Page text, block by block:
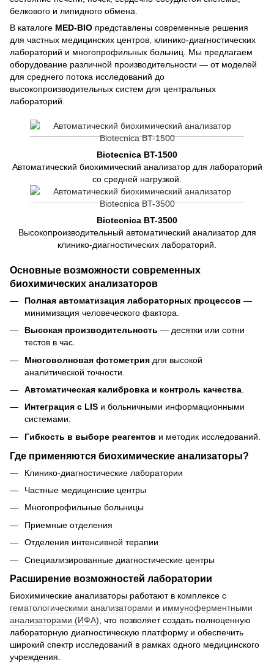
белкового и липидного обмена.
В каталоге MED-BIO представлены современные решения
для частных медицинских центров, клинико-диагностических
лабораторий и многопрофильных больниц. Мы предлагаем
оборудование различной производительности — от моделей
для среднего потока исследований до
высокопроизводительных систем для центральных
лабораторий.
Biotecnica BT-1500
Автоматический биохимический анализатор для лабораторий
со средней нагрузкой.
Biotecnica BT-3500
Высокопроизводительный автоматический анализатор для
клинико-диагностических лабораторий.
Основные возможности современных
биохимических анализаторов
Полная автоматизация лабораторных процессов —
минимизация человеческого фактора.
Высокая производительность — десятки или сотни
тестов в час.
Многоволновая фотометрия для высокой
аналитической точности.
Автоматическая калибровка и контроль качества
Интеграция с LIS и больничными информационными
системами.
Гибкость в выборе реагентов и методик исследований.
Где применяются биохимические анализаторы?
Клинико-диагностические лаборатории
Частные медицинские центры
Многопрофильные больницы
Приемные отделения
Отделения интенсивной терапии
Специализированные диагностические центры
Расширение возможностей лаборатории
Биохимические анализаторы работают в комплексе с
гематологическими анализаторами и иммуноферментными
анализаторами (ИФА), что позволяет создать полноценную
лабораторную диагностическую платформу и обеспечить
широкий спектр исследований в рамках одного медицинского
учреждения.